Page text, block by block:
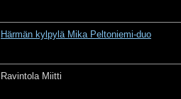
Härmän kylpylä Mika Peltoniemi-duo
Ravintola Miitti